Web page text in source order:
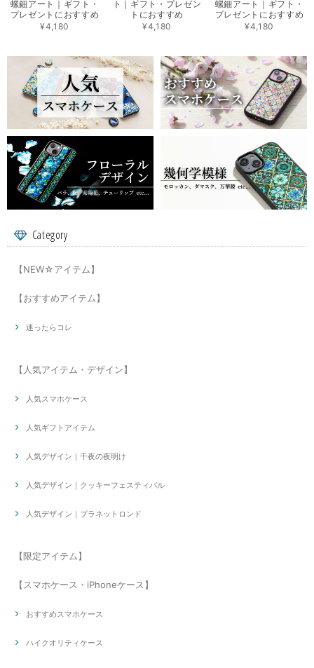
螺鈿アート｜ギフト・
プレゼントにおすすめ
¥4,180
ト｜ギフト・プレゼン
トにおすすめ
¥4,180
螺鈿アート｜ギフト・
プレゼントにおすすめ
¥4,180
Category
【NEW☆アイテム】
【おすすめアイテム】
迷ったらコレ
【人気アイテム・デザイン】
人気スマホケース
人気ギフトアイテム
人気デザイン｜千夜の夜明け
人気デザイン｜クッキーフェスティバル
人気デザイン｜プラネットロンド
【限定アイテム】
【スマホケース・iPhoneケース】
おすすめスマホケース
ハイクオリティケース